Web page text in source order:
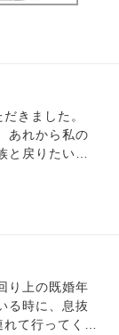
きました。
戻りたいか
約束や夢が一
でしょうか？
て行ってくれ